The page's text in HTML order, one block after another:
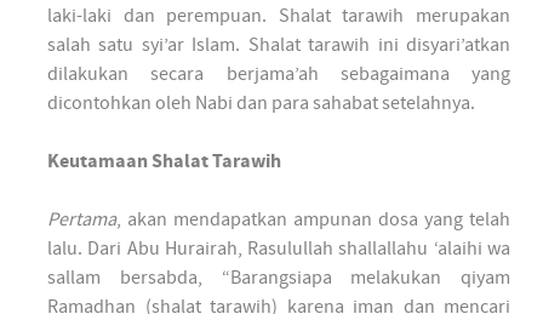
laki-laki dan perempuan. Shalat tarawih merupakan
salah satu syi’ar Islam. Shalat tarawih ini disyari’atkan
dilakukan secara berjama’ah sebagaimana yang
dicontohkan oleh Nabi dan para sahabat setelahnya.
Keutamaan Shalat Tarawih
Pertama, akan mendapatkan ampunan dosa yang telah
lalu. Dari Abu Hurairah, Rasulullah shallallahu ‘alaihi wa
sallam bersabda, “Barangsiapa melakukan qiyam
Ramadhan (shalat tarawih) karena iman dan mencari